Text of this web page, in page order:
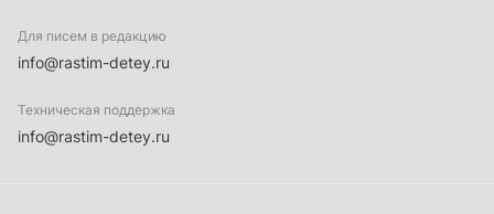
Для писем в редакцию
info@rastim-detey.ru
Техническая поддержка
info@rastim-detey.ru